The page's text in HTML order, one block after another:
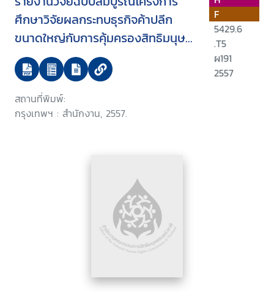
ศึกษาวิจัยผลกระทบธุรกิจค้าปลีก
ขนาดใหญ่กับการคุ้มครองสิทธิมนุษย
ชน
สถานที่พิมพ์:
กรุงเทพฯ : สำนักงาน, 2557.
F
5429.6
.T5
ผ191
2557